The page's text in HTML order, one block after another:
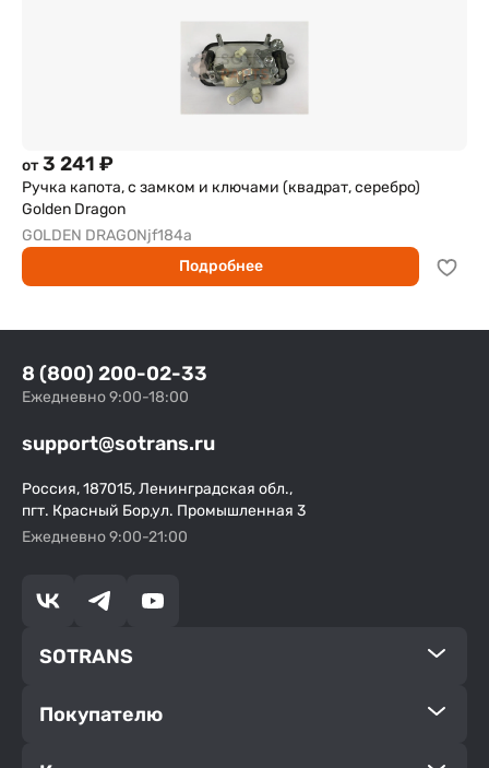
от3 241 ₽
Ручка капота, с замком и ключами (квадрат, серебро)
Golden Dragon
GOLDEN DRAGONjf184a
Подробнее
8 (800) 200-02-33
Ежедневно 9:00-18:00
support@sotrans.ru
Россия, 187015, Ленинградская обл.,
пгт. Красный Бор,ул. Промышленная 3
Ежедневно 9:00-21:00
SOTRANS
Покупателю